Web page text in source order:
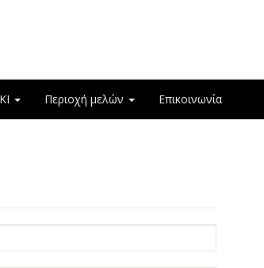
Περιοχή μελών Επικοινωνία